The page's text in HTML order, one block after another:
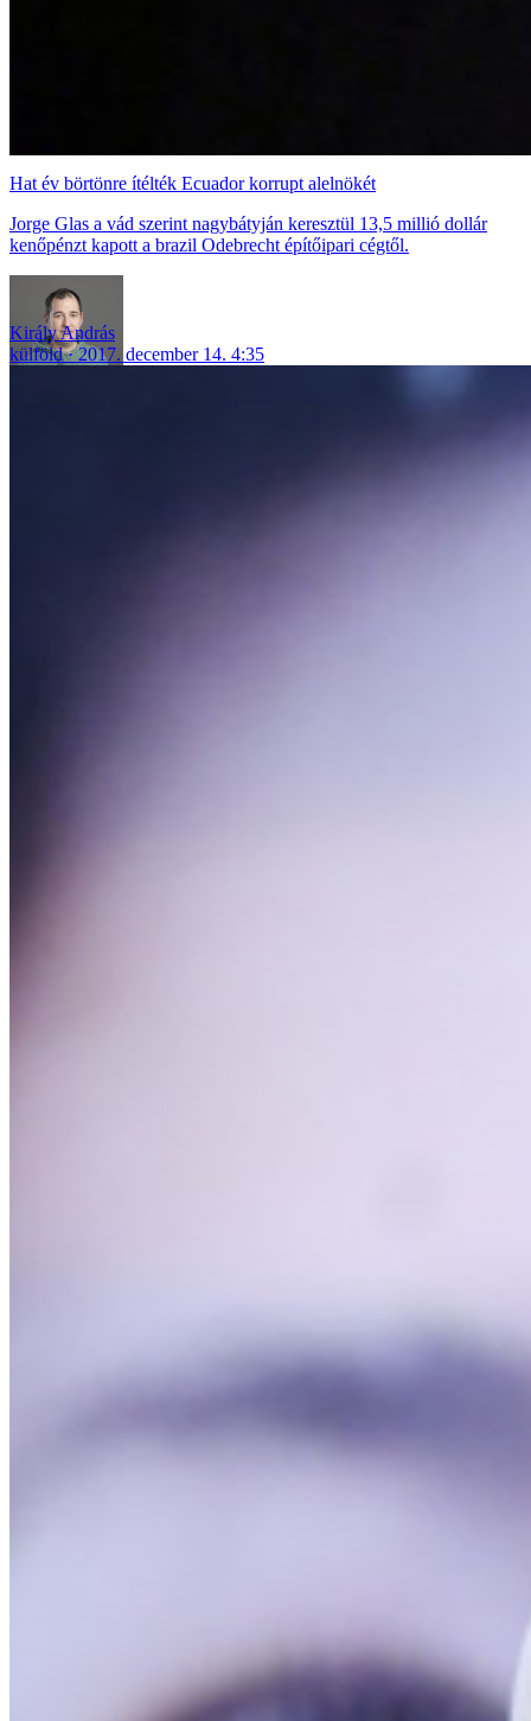
Hat év börtönre ítélték Ecuador korrupt alelnökét
Jorge Glas a vád szerint nagybátyján keresztül 13,5 millió dollár
kenőpénzt kapott a brazil Odebrecht építőipari cégtől.
Király András
külföld
2017. december 14. 4:35